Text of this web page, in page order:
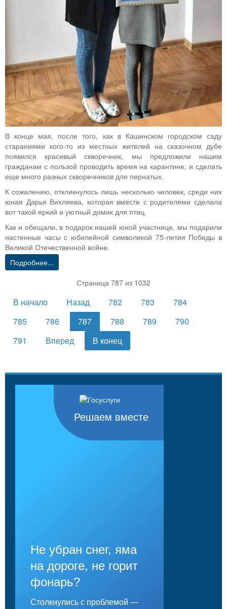
В конце мая, после того, как в Кашинском городском саду
стараниями кого-то из местных жителей на сказочном дубе
появился красивый скворечник, мы предложили нашим
гражданам с пользой проводить время на карантине, и сделать
еще много разных скворечников для пернатых.
К сожалению, откликнулось лишь несколько человек, среди них
юная Дарья Вихляева, которая вместе с родителями сделала
вот такой яркий и уютный домик для птиц.
Как и обещали, в подарок нашей юной участнице, мы подарили
настенные часы с юбилейной символикой 75-летия Победы в
Великой Отечественной войне.
Подробнее...
Страница 787 из 1032
В начало Назад 782 783
784
785
786 787 788 789
790
791
Вперед В конец
Решаем вместе
Не убран снег, яма
на дороге, не горит
фонарь?
Столкнулись с проблемой —